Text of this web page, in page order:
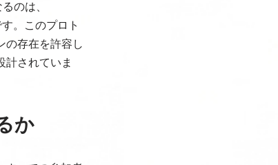
のは、
。このプロト
の存在を許容し
計されていま
か